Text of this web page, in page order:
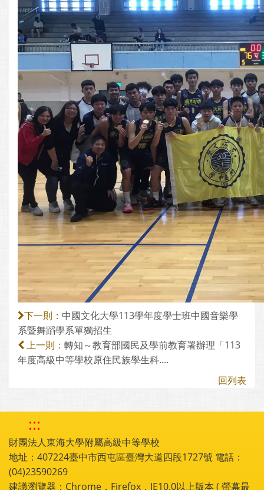
下一則： 中國文化大學113學年度學士班中國音樂學
系暨舞蹈學系單獨招生
上一則： 轉知～教育部國民及學前教育署辦理「113
年度高級中等學校原住民族學生科....
回列表
:::
財團法人東海大學附屬高級中等學校
地址：407224臺中市西屯區臺灣大道四段1727號 電話：
(04)23590269
建議瀏覽器：Chrome，Firefox，IE10.0以上版本 ( 螢幕最